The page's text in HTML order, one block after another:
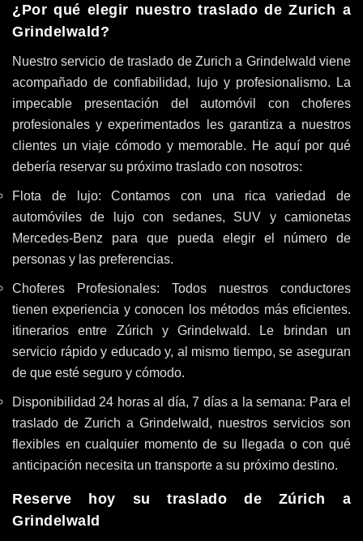
¿Por qué elegir nuestro traslado de Zurich a
Grindelwald?
Nuestro servicio de traslado de Zurich a Grindelwald viene
acompañado de confiabilidad, lujo y profesionalismo. La
impecable presentación del automóvil con choferes
profesionales y experimentados les garantiza a nuestros
clientes un viaje cómodo y memorable. He aquí por qué
debería reservar su próximo traslado con nosotros:
Flota de lujo: Contamos con una rica variedad de
automóviles de lujo con sedanes, SUV y camionetas
Mercedes-Benz para que pueda elegir el número de
personas y las preferencias.
Choferes Profesionales: Todos nuestros conductores
tienen experiencia y conocen los métodos más eficientes.
itinerarios entre Zúrich y Grindelwald. Le brindan un
servicio rápido y educado y, al mismo tiempo, se aseguran
de que esté seguro y cómodo.
Disponibilidad 24 horas al día, 7 días a la semana: Para el
traslado de Zurich a Grindelwald, nuestros servicios son
flexibles en cualquier momento de su llegada o con qué
anticipación necesita un transporte a su próximo destino.
Reserve hoy su traslado de Zúrich a
Grindelwald